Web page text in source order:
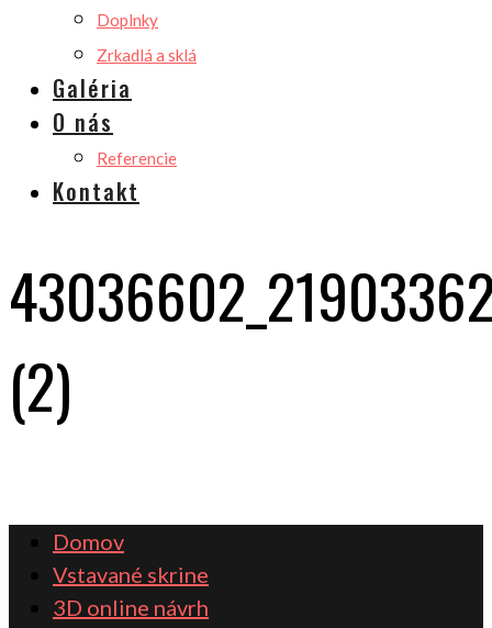
Doplnky
Zrkadlá a sklá
Galéria
O nás
Referencie
Kontakt
(2)
Domov
Vstavané skrine
3D online návrh